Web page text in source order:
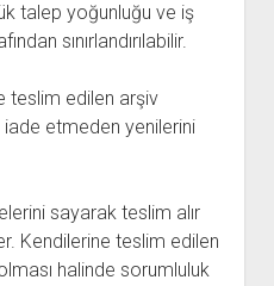
talep yoğunluğu ve iş
sınırlandırılabilir.
teslim edilen arşiv
iade etmeden yenilerini
sayarak teslim alır
Kendilerine teslim edilen
halinde sorumluluk